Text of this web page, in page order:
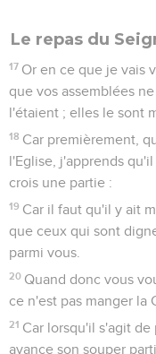
Le repas du
17 Or en ce que je vais
que vos assemblées
l'étaient ; elles le sont
18 Car premièrement,
l'Eglise, j'apprends
crois une partie :
19 Car il faut qu'il y ait
que ceux qui sont
parmi vous.
20 Quand donc vous
ce n'est pas manger la
21 Car lorsqu'il s'agit
avance son souper